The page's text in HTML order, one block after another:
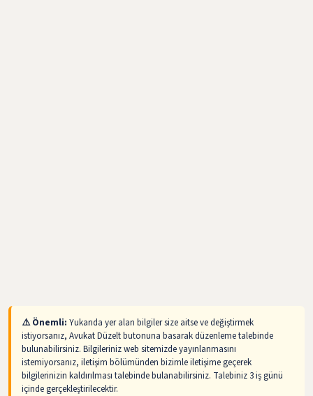
⚠️ Önemli: Yukarıda yer alan bilgiler size aitse ve değiştirmek
istiyorsanız, Avukat Düzelt butonuna basarak düzenleme talebinde
bulunabilirsiniz. Bilgileriniz web sitemizde yayınlanmasını
istemiyorsanız, iletişim bölümünden bizimle iletişime geçerek
bilgilerinizin kaldırılması talebinde bulanabilirsiniz. Talebiniz 3 iş günü
içinde gerçekleştirilecektir.